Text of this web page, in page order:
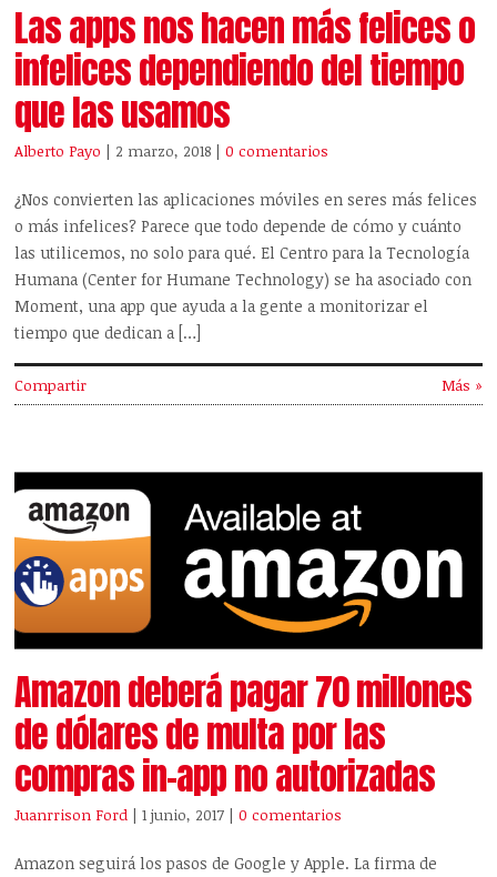
Las apps nos hacen más felices o
infelices dependiendo del tiempo
que las usamos
Alberto Payo | 2 marzo, 2018 |0 comentarios
¿Nos convierten las aplicaciones móviles en seres más felices
o más infelices? Parece que todo depende de cómo y cuánto
las utilicemos, no solo para qué. El Centro para la Tecnología
Humana (Center for Humane Technology) se ha asociado con
Moment, una app que ayuda a la gente a monitorizar el
tiempo que dedican a […]
Compartir Más »
Amazon deberá pagar 70 millones
de dólares de multa por las
compras in-app no autorizadas
Juanrrison Ford | 1 junio, 2017 |0 comentarios
Amazon seguirá los pasos de Google y Apple. La firma de